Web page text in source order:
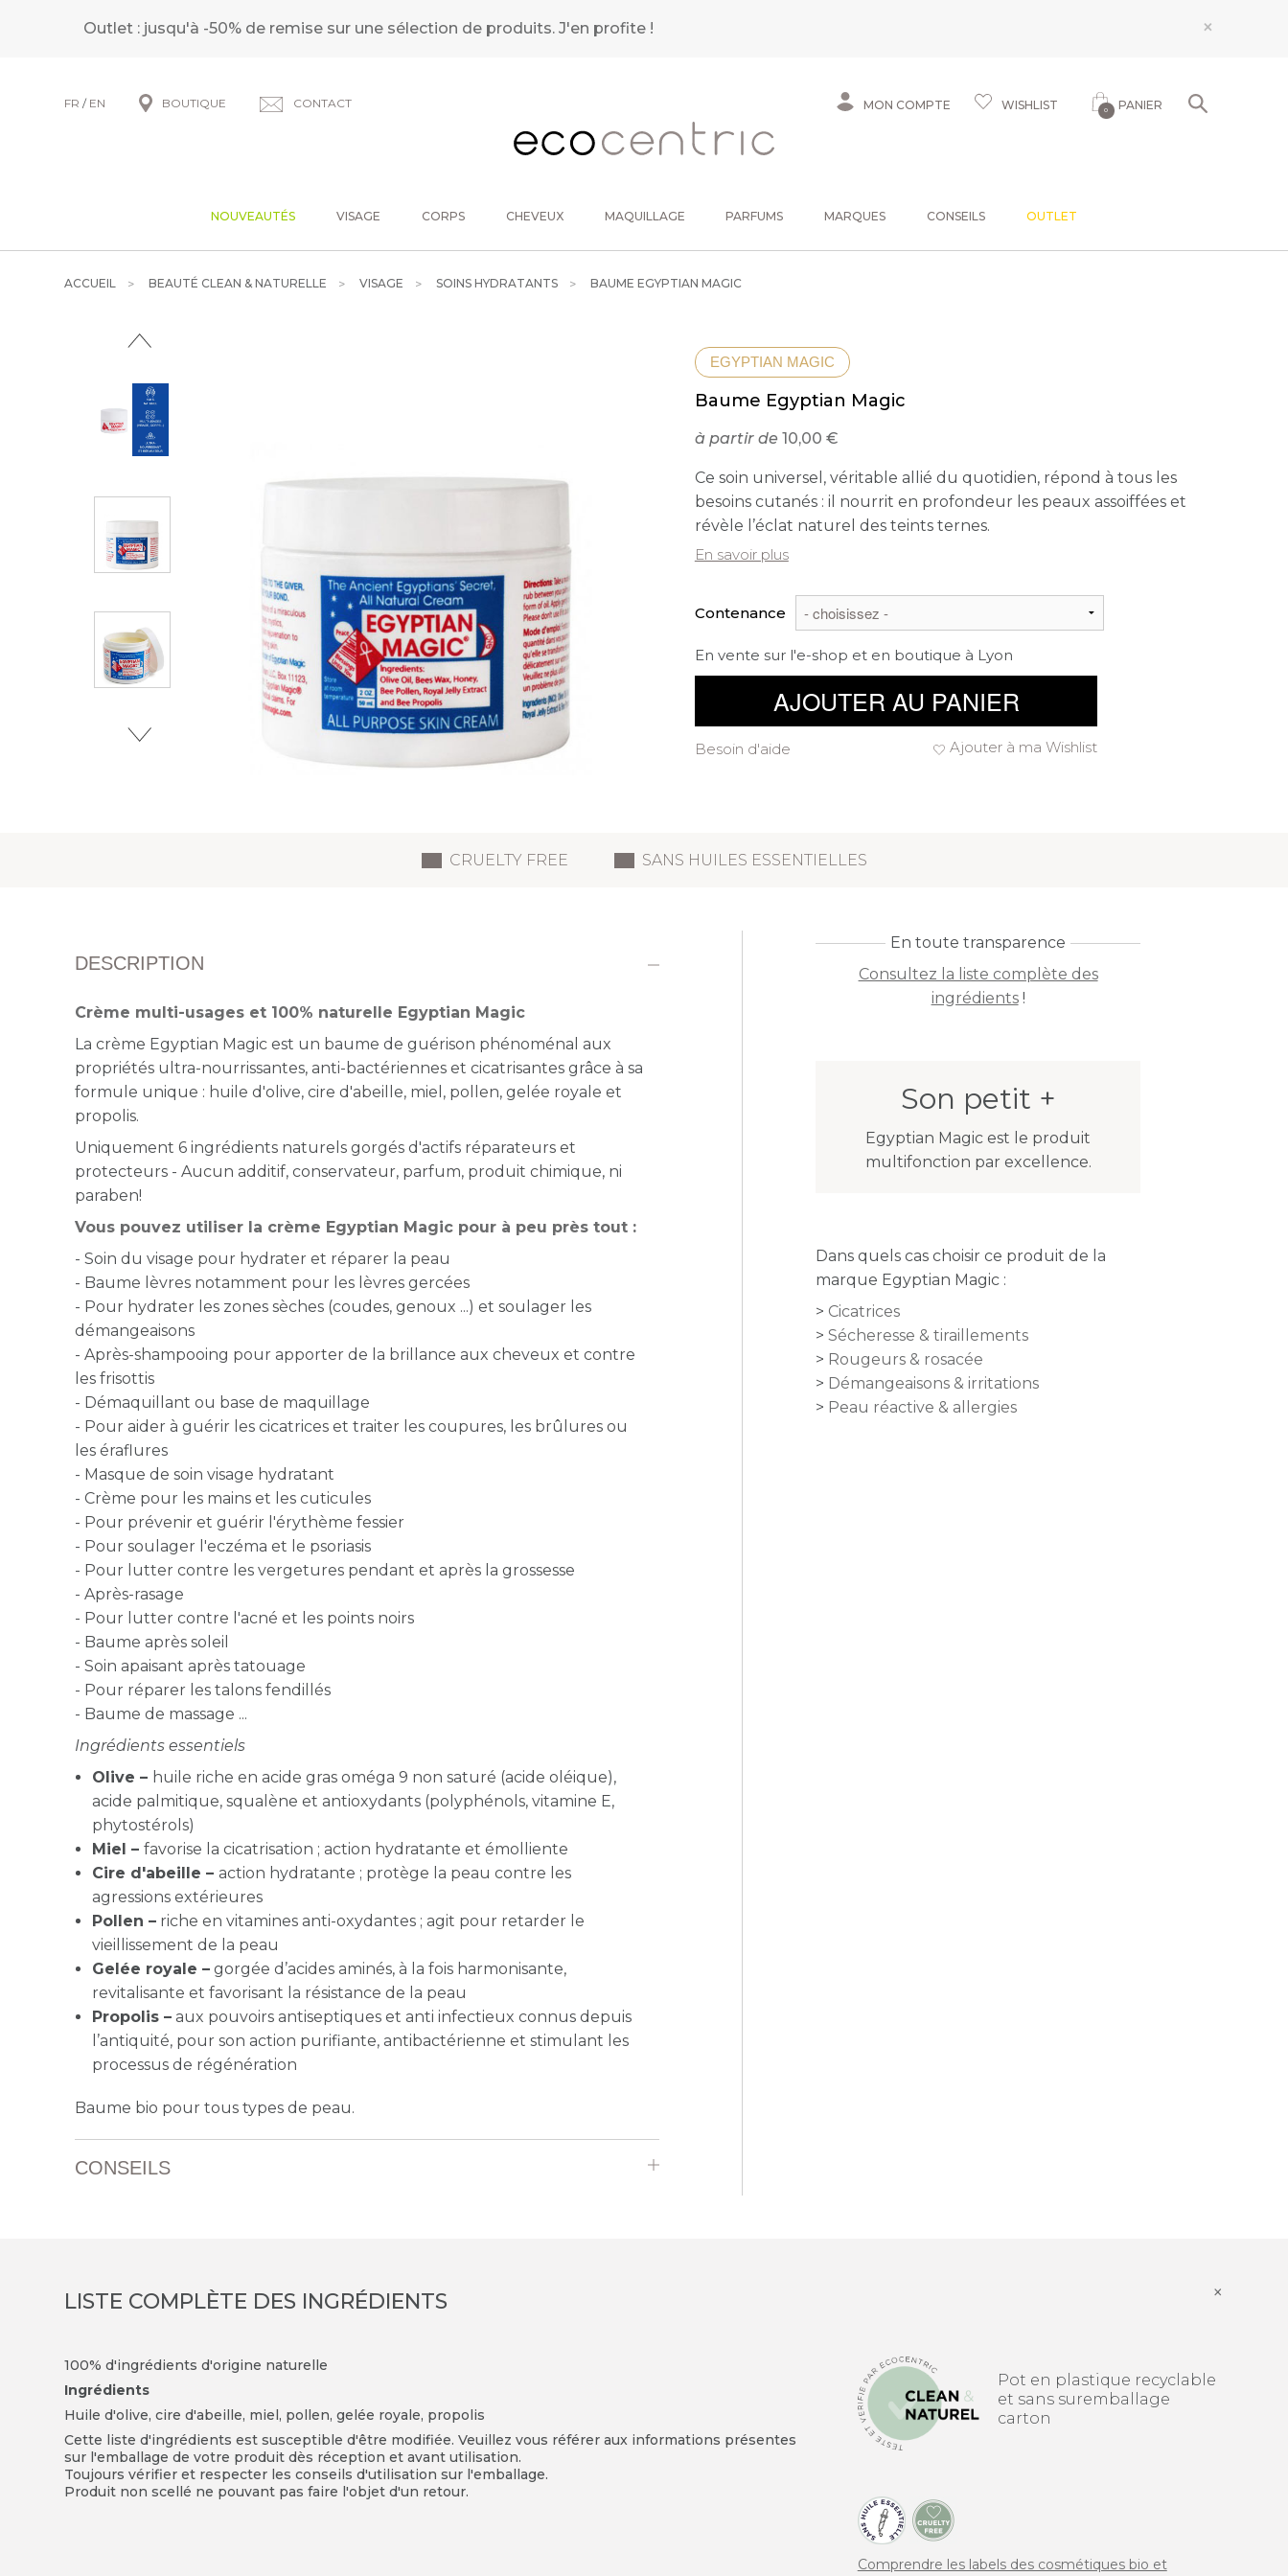
Outlet : jusqu'à -50% de remise sur une sélection de produits.J'en profite ! ×
FR / EN BOUTIQUE CONTACT MON COMPTE WISHLIST 0 PANIER
NOUVEAUTÉS VISAGE CORPS CHEVEUX MAQUILLAGE PARFUMS MARQUES CONSEILS OUTLET
ACCUEIL BEAUTÉ CLEAN & NATURELLE VISAGE SOINS HYDRATANTS BAUME EGYPTIAN MAGIC
EGYPTIAN MAGIC
Baume Egyptian Magic
à partir de10,00
Ce soin universel, véritable allié du quotidien, répond à tous les
besoins cutanés : il nourrit en profondeur les peaux assoiffées et
révèle l’éclat naturel des teints ternes.
En savoir plus
Contenance
En vente sur l'e-shop et en boutique à Lyon
AJOUTER AU PANIER
Ajouter à ma Wishlist
Besoin d'aide
CRUELTY FREE SANS HUILES ESSENTIELLES
DESCRIPTION
Crème multi-usages et 100% naturelle Egyptian Magic
La crème Egyptian Magic est un baume de guérison phénoménalaux
propriétés ultra-nourrissantes, anti-bactériennes et cicatrisantesgrâce à sa
formule unique : huile d'olive, cire d'abeille, miel, pollen, gelée royale et
propolis.
Uniquement 6 ingrédients naturels gorgés d'actifs réparateurs et
protecteurs - Aucun additif, conservateur, parfum, produit chimique, ni
paraben!
Vous pouvez utiliser la crème Egyptian Magic pour à peu près tout :
- Soin du visage pour hydrater et réparer la peau
- Baume lèvres notamment pour les lèvres gercées
- Pour hydrater les zones sèches (coudes, genoux ...) et soulager les
démangeaisons
- Après-shampooing pour apporter de la brillance aux cheveux et contre
les frisottis
- Démaquillant ou base de maquillage
- Pour aider à guérir les cicatrices et traiter les coupures, les brûlures ou
les éraflures
- Masque de soin visage hydratant
- Crème pour les mains et les cuticules
- Pour prévenir et guérir l'érythème fessier
- Pour soulager l'eczéma et le psoriasis
- Pour lutter contre les vergetures pendant et après la grossesse
- Après-rasage
- Pour lutter contre l'acné et les points noirs
- Baume après soleil
- Soin apaisant après tatouage
- Pour réparer les talons fendillés
- Baume de massage ...
Ingrédients essentiels
Olive – huile riche en acide gras oméga 9 non saturé (acide oléique),
acide palmitique, squalène et antioxydants (polyphénols, vitamine E,
phytostérols)
Miel – favorise la cicatrisation ; action hydratante et émolliente
Cire d'abeille – action hydratante ; protège la peau contre les
agressions extérieures
Pollen –riche en vitamines anti-oxydantes ; agit pour retarder le
vieillissement de la peau
Gelée royale –gorgée d’acides aminés, à la fois harmonisante,
revitalisante et favorisant la résistance de la peau
Propolis – aux pouvoirs antiseptiques et anti infectieux connus depuis
l’antiquité, pour son action purifiante, antibactérienne et stimulant les
processus de régénération
Baume bio pour tous types de peau.
CONSEILS
En toute transparence
Consultez la liste complète des
ingrédients!
Son petit +
Egyptian Magic est le produit
multifonction par excellence.
Dans quels cas choisir ce produit de la
marque Egyptian Magic :
Cicatrices
Sécheresse & tiraillements
Rougeurs & rosacée
Démangeaisons & irritations
Peau réactive & allergies
LISTE COMPLÈTE DES INGRÉDIENTS ×
100% d'ingrédients d'origine naturelle
Ingrédients
Huile d'olive, cire d'abeille, miel, pollen, gelée royale, propolis
Cette liste d'ingrédients est susceptible d'être modifiée. Veuillez vous référer aux informations présentes
sur l'emballage de votre produit dès réception et avant utilisation.
Toujours vérifier et respecter les conseils d'utilisation sur l'emballage.
Produit non scellé ne pouvant pas faire l'objet d'un retour.
Pot en plastique recyclable
et sans suremballage
carton
Comprendre les labels des cosmétiques bio et